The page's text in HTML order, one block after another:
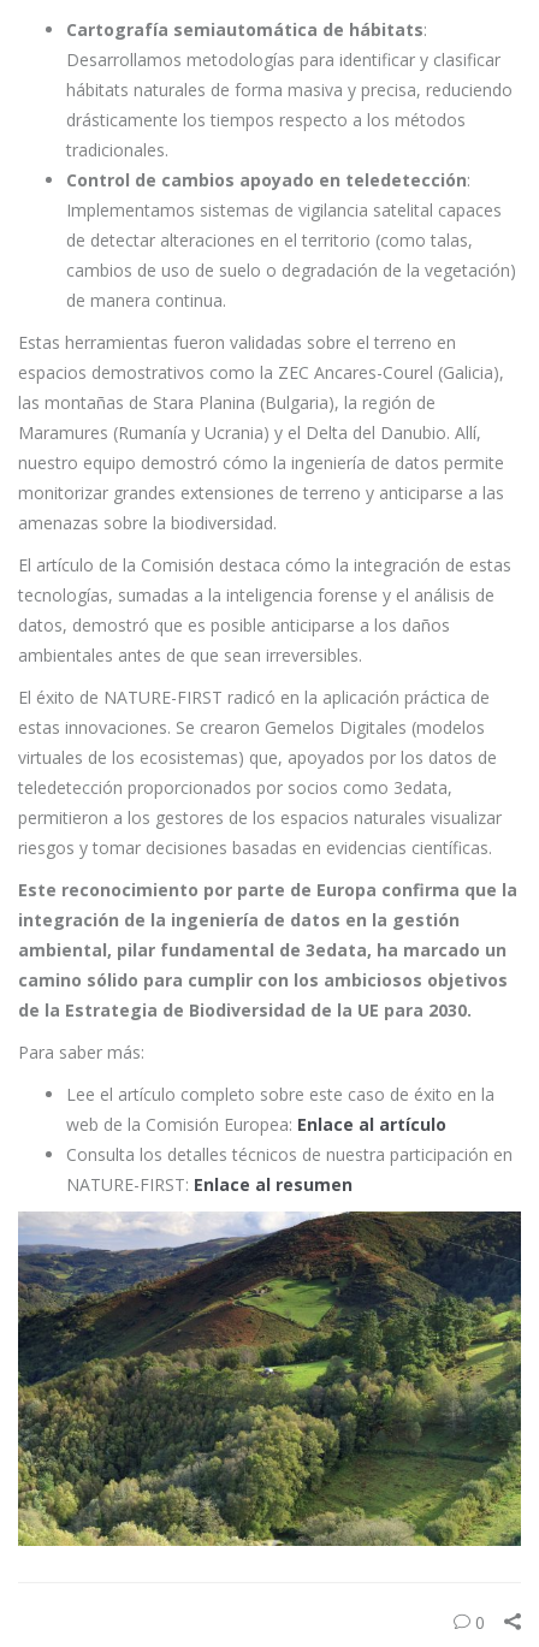
Cartografía semiautomática de hábitats:
Desarrollamos metodologías para identificar y clasificar
hábitats naturales de forma masiva y precisa, reduciendo
drásticamente los tiempos respecto a los métodos
tradicionales.
Control de cambios apoyado en teledetección:
Implementamos sistemas de vigilancia satelital capaces
de detectar alteraciones en el territorio (como talas,
cambios de uso de suelo o degradación de la vegetación)
de manera continua.
Estas herramientas fueron validadas sobre el terreno en
espacios demostrativos como la ZEC Ancares-Courel (Galicia),
las montañas de Stara Planina (Bulgaria), la región de
Maramures (Rumanía y Ucrania) y el Delta del Danubio. Allí,
nuestro equipo demostró cómo la ingeniería de datos permite
monitorizar grandes extensiones de terreno y anticiparse a las
amenazas sobre la biodiversidad.
El artículo de la Comisión destaca cómo la integración de estas
tecnologías, sumadas a la inteligencia forense y el análisis de
datos, demostró que es posible anticiparse a los daños
ambientales antes de que sean irreversibles.
El éxito de NATURE-FIRST radicó en la aplicación práctica de
estas innovaciones. Se crearon Gemelos Digitales (modelos
virtuales de los ecosistemas) que, apoyados por los datos de
teledetección proporcionados por socios como 3edata,
permitieron a los gestores de los espacios naturales visualizar
riesgos y tomar decisiones basadas en evidencias científicas.
Este reconocimiento por parte de Europa confirma que la
integración de la ingeniería de datos en la gestión
ambiental, pilar fundamental de 3edata, ha marcado un
camino sólido para cumplir con los ambiciosos objetivos
de la Estrategia de Biodiversidad de la UE para 2030.
Para saber más:
Lee el artículo completo sobre este caso de éxito en la
web de la Comisión Europea: Enlace al artículo
Consulta los detalles técnicos de nuestra participación en
NATURE-FIRST: Enlace al resumen
0